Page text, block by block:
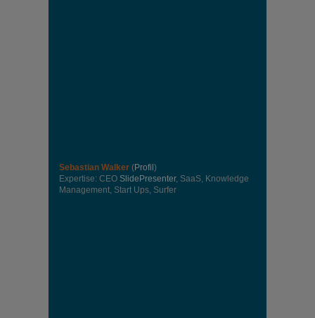
Sebastian Walker (Profil)
Expertise: CEO SlidePresenter, SaaS, Knowledge
Management, Start Ups, Surfer